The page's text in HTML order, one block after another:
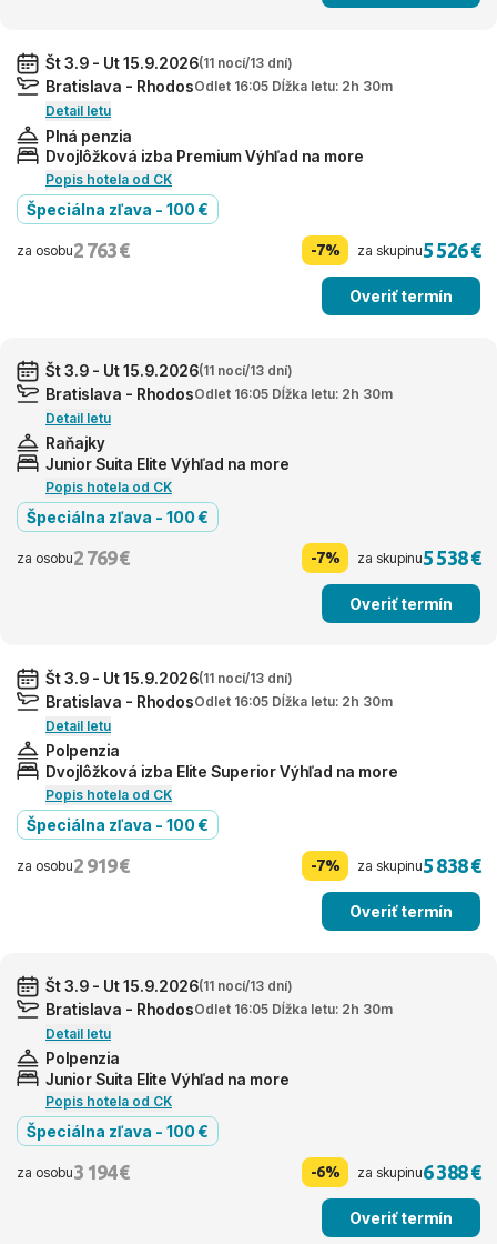
Št 3.9 - Ut 15.9.2026(11 nocí/13 dní)
Bratislava - RhodosOdlet 16:05 Dĺžka letu: 2h 30m
Detail letu
Plná penzia
Dvojlôžková izba Premium Výhľad na more
Popis hotela od CK
Špeciálna zľava - 100 €
za osobu2 763 € -7% za skupinu5 526 €
Overiť termín
Št 3.9 - Ut 15.9.2026(11 nocí/13 dní)
Bratislava - RhodosOdlet 16:05 Dĺžka letu: 2h 30m
Detail letu
Raňajky
Junior Suita Elite Výhľad na more
Popis hotela od CK
Špeciálna zľava - 100 €
za osobu2 769 € -7% za skupinu5 538 €
Overiť termín
Št 3.9 - Ut 15.9.2026(11 nocí/13 dní)
Bratislava - RhodosOdlet 16:05 Dĺžka letu: 2h 30m
Detail letu
Polpenzia
Dvojlôžková izba Elite Superior Výhľad na more
Popis hotela od CK
Špeciálna zľava - 100 €
za osobu2 919 € -7% za skupinu5 838 €
Overiť termín
Št 3.9 - Ut 15.9.2026(11 nocí/13 dní)
Bratislava - RhodosOdlet 16:05 Dĺžka letu: 2h 30m
Detail letu
Polpenzia
Junior Suita Elite Výhľad na more
Popis hotela od CK
Špeciálna zľava - 100 €
za osobu3 194 € -6% za skupinu6 388 €
Overiť termín